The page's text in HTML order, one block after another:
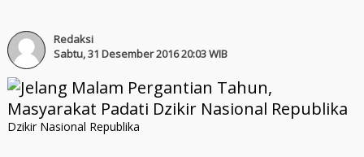
Redaksi
Sabtu, 31 Desember 2016 20:03 WIB
Dzikir Nasional Republika